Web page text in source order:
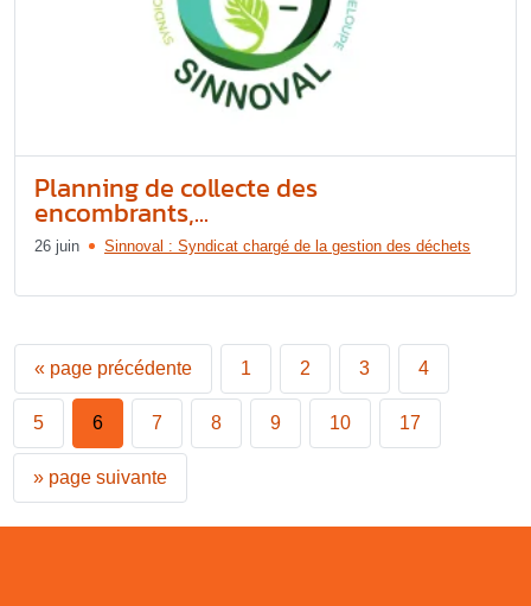
Planning de collecte des
encombrants,...
26 juin Sinnoval : Syndicat chargé de la gestion des déchets
« page précédente 1 2 3 4
5 6 7 8 9 10 17
» page suivante